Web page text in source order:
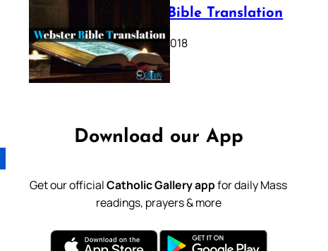
Webster Bible Translation
October 11, 2018
Download our App
Get our officialCatholic Gallery appfor daily Mass
readings, prayers & more